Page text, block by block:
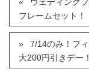
フレームセット！
7/14のみ！フ
大200円引きデー！